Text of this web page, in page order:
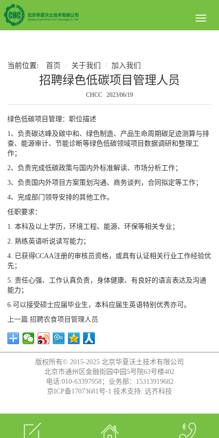
Toggle
当前位置: 首页 关于我们 加入我们
招聘绿色低碳项目管理人员
CHCC 2023/06/19
绿色低碳项目管理：职位描述
1、负责碳达峰及碳中和、绿色制造、产品生命周期碳足迹测算与排
查、能源审计、节能诊断等绿色低碳领域项目数据调研和整理工
作；
2、负责完成低碳政策与国内外标准解读、市场分析工作；
3、负责国内外项目方案策划沟通、商务谈判，合同拟定等工作；
4、完成部门领导安排的其他工作。
任职要求：
1. 本科及以上学历，环境工程、能源、环保等相关专业；
2. 熟练英语听说读写能力；
4. 已获得CCAA注册的审核员资格，或具有认证相关行业工作经验优
先；
5. 责任心强、工作认真负责，身体健康、有良好的语言表达及沟通
能力；
6.可以接受硕士应届毕业生，本科应届生英语特别优秀亦可。
上一篇:招聘农食项目管理人员
版权所有© 2015-2025 北京华夏沃土技术有限公司
北京市通州区金融街园中园5号院63号楼402
电话:010-63397958；业务部：15313919682
京ICP备17073681号-1 技术支持: 远齐科技